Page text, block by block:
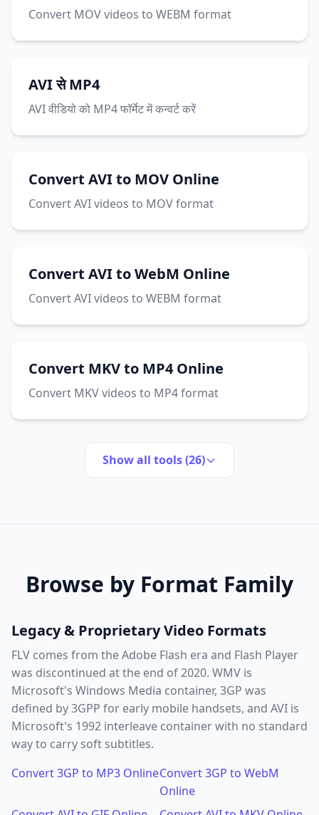
Convert MOV videos to WEBM format
AVI से MP4
AVI वीडियो को MP4 फॉर्मेट में कन्वर्ट करें
Convert AVI to MOV Online
Convert AVI videos to MOV format
Convert AVI to WebM Online
Convert AVI videos to WEBM format
Convert MKV to MP4 Online
Convert MKV videos to MP4 format
Show all tools (26)
Browse by Format Family
Legacy & Proprietary Video Formats
FLV comes from the Adobe Flash era and Flash Player
was discontinued at the end of 2020. WMV is
Microsoft's Windows Media container, 3GP was
defined by 3GPP for early mobile handsets, and AVI is
Microsoft's 1992 interleave container with no standard
way to carry soft subtitles.
Convert 3GP to MP3 OnlineConvert 3GP to WebM
Online